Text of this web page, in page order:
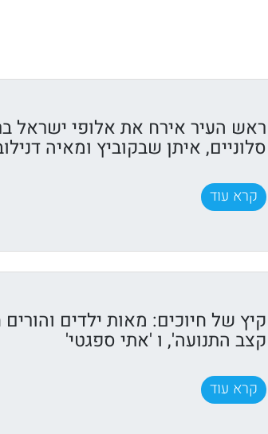
ראש העיר אירח את אלופי ישראל
סלוניים, איתן שבקוביץ ומאיה
קרא עוד
קיץ של חיוכים: מאות ילדים
קצב התנועה', ו 'אתי ספגטי'
קרא עוד